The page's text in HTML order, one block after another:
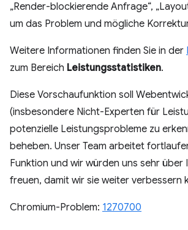
„Render-blockierende Anfrage“,
um das Problem und mögliche
Weitere Informationen finden Sie in der
zum Bereich Leistungsstatistiken.
Diese Vorschaufunktion soll
(insbesondere Nicht-Experten für
potenzielle Leistungsprobleme zu
beheben. Unser Team arbeitet
Funktion und wir würden uns sehr über
freuen, damit wir sie weiter verbessern
Chromium-Problem: 1270700